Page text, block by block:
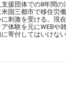
援団体での8年間
国三都市で移住労
刺激を受ける。現
体験を元にWEBや
寄付してはいけな